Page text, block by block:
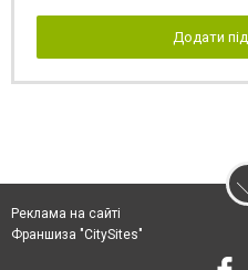
Додати
Реклама на сайті
Франшиза "CitySites"